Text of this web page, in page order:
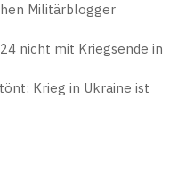
Militärblogger
nicht mit Kriegsende in
Krieg in Ukraine ist